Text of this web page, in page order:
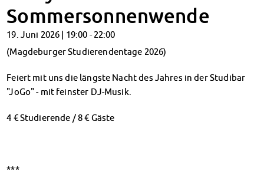
BAföG-Sprechstunden
Kredite & Stipendien
AnsprechpartnerInnen
Mensen & Cafeterien
JoGo – Studibar + Eventspace
Klimabewusst essen
CampusCatering
Wohnen
Sommersonnenwende
19. Juni 2026 | 19:00 -22:00
(Magdeburger Studierendentage 2026)
Feiert mit uns die längste Nacht des Jahres in der Studibar
"JoGo" - mit feinster DJ-Musik.
4 € Studierende / 8 € Gäste
***